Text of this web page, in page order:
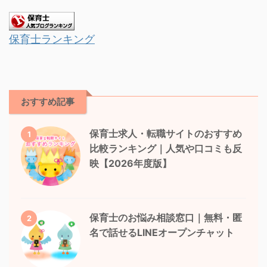
保育士ランキング
おすすめ記事
1
保育士求人・転職サイトのおすすめ
比較ランキング｜人気や口コミも反
映【2026年度版】
2
保育士のお悩み相談窓口｜無料・匿
名で話せるLINEオープンチャット